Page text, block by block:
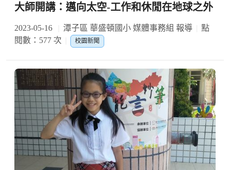
大師開講：邁向太空-工作和休閒在地球之外
2023-05-16 潭子區 華盛頓國小 媒體事務組 報導
點
閱數：577 次
校園新聞